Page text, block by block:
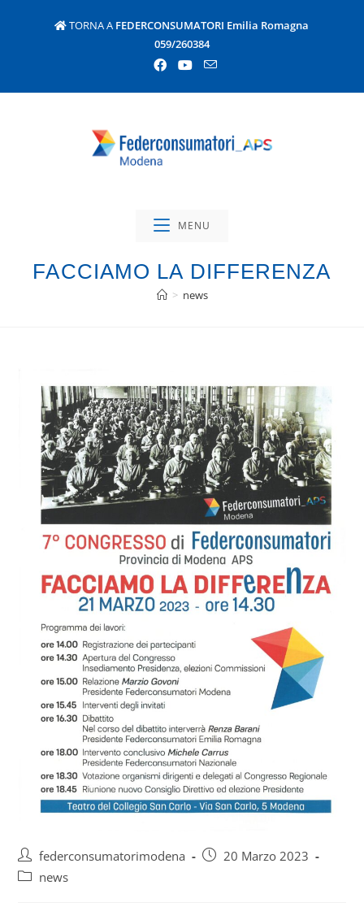
TORNA A FEDERCONSUMATORI Emilia Romagna
059/260384
MENU
FACCIAMO LA DIFFERENZA
> news
federconsumatorimodena
20 Marzo 2023
news